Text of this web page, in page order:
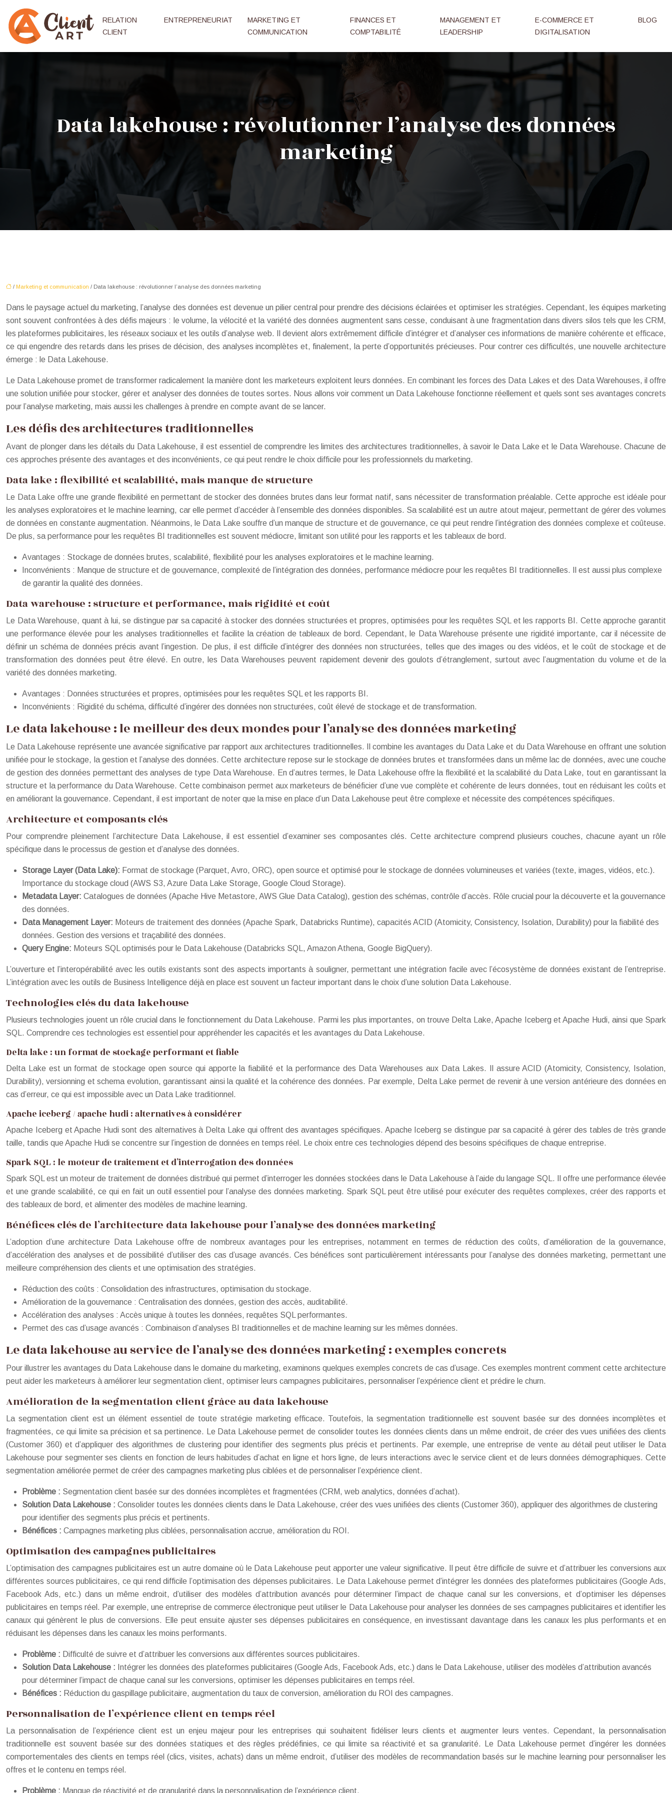
RELATION
CLIENT
ENTREPRENEURIAT
MARKETING ET
COMMUNICATION
FINANCES ET
COMPTABILITÉ
MANAGEMENT ET
LEADERSHIP
E-COMMERCE ET
DIGITALISATION
BLOG
Data lakehouse : révolutionner l’analyse des données
marketing
/ Marketing et communication / Data lakehouse : révolutionner l’analyse des données marketing
Dans le paysage actuel du marketing, l’analyse des données est devenue un pilier central pour prendre des décisions éclairées et optimiser les stratégies. Cependant, les équipes marketing
sont souvent confrontées à des défis majeurs : le volume, la vélocité et la variété des données augmentent sans cesse, conduisant à une fragmentation dans divers silos tels que les CRM,
les plateformes publicitaires, les réseaux sociaux et les outils d’analyse web. Il devient alors extrêmement difficile d’intégrer et d’analyser ces informations de manière cohérente et efficace,
ce qui engendre des retards dans les prises de décision, des analyses incomplètes et, finalement, la perte d’opportunités précieuses. Pour contrer ces difficultés, une nouvelle architecture
émerge : le Data Lakehouse.
Le Data Lakehouse promet de transformer radicalement la manière dont les marketeurs exploitent leurs données. En combinant les forces des Data Lakes et des Data Warehouses, il offre
une solution unifiée pour stocker, gérer et analyser des données de toutes sortes. Nous allons voir comment un Data Lakehouse fonctionne réellement et quels sont ses avantages concrets
pour l’analyse marketing, mais aussi les challenges à prendre en compte avant de se lancer.
Les défis des architectures traditionnelles
Avant de plonger dans les détails du Data Lakehouse, il est essentiel de comprendre les limites des architectures traditionnelles, à savoir le Data Lake et le Data Warehouse. Chacune de
ces approches présente des avantages et des inconvénients, ce qui peut rendre le choix difficile pour les professionnels du marketing.
Data lake : flexibilité et scalabilité, mais manque de structure
Le Data Lake offre une grande flexibilité en permettant de stocker des données brutes dans leur format natif, sans nécessiter de transformation préalable. Cette approche est idéale pour
les analyses exploratoires et le machine learning, car elle permet d’accéder à l’ensemble des données disponibles. Sa scalabilité est un autre atout majeur, permettant de gérer des volumes
de données en constante augmentation. Néanmoins, le Data Lake souffre d’un manque de structure et de gouvernance, ce qui peut rendre l’intégration des données complexe et coûteuse.
De plus, sa performance pour les requêtes BI traditionnelles est souvent médiocre, limitant son utilité pour les rapports et les tableaux de bord.
Avantages : Stockage de données brutes, scalabilité, flexibilité pour les analyses exploratoires et le machine learning.
Inconvénients : Manque de structure et de gouvernance, complexité de l’intégration des données, performance médiocre pour les requêtes BI traditionnelles. Il est aussi plus complexe
de garantir la qualité des données.
Data warehouse : structure et performance, mais rigidité et coût
Le Data Warehouse, quant à lui, se distingue par sa capacité à stocker des données structurées et propres, optimisées pour les requêtes SQL et les rapports BI. Cette approche garantit
une performance élevée pour les analyses traditionnelles et facilite la création de tableaux de bord. Cependant, le Data Warehouse présente une rigidité importante, car il nécessite de
définir un schéma de données précis avant l’ingestion. De plus, il est difficile d’intégrer des données non structurées, telles que des images ou des vidéos, et le coût de stockage et de
transformation des données peut être élevé. En outre, les Data Warehouses peuvent rapidement devenir des goulots d’étranglement, surtout avec l’augmentation du volume et de la
variété des données marketing.
Avantages : Données structurées et propres, optimisées pour les requêtes SQL et les rapports BI.
Inconvénients : Rigidité du schéma, difficulté d’ingérer des données non structurées, coût élevé de stockage et de transformation.
Le data lakehouse : le meilleur des deux mondes pour l’analyse des données marketing
Le Data Lakehouse représente une avancée significative par rapport aux architectures traditionnelles. Il combine les avantages du Data Lake et du Data Warehouse en offrant une solution
unifiée pour le stockage, la gestion et l’analyse des données. Cette architecture repose sur le stockage de données brutes et transformées dans un même lac de données, avec une couche
de gestion des données permettant des analyses de type Data Warehouse. En d’autres termes, le Data Lakehouse offre la flexibilité et la scalabilité du Data Lake, tout en garantissant la
structure et la performance du Data Warehouse. Cette combinaison permet aux marketeurs de bénéficier d’une vue complète et cohérente de leurs données, tout en réduisant les coûts et
en améliorant la gouvernance. Cependant, il est important de noter que la mise en place d’un Data Lakehouse peut être complexe et nécessite des compétences spécifiques.
Architecture et composants clés
Pour comprendre pleinement l’architecture Data Lakehouse, il est essentiel d’examiner ses composantes clés. Cette architecture comprend plusieurs couches, chacune ayant un rôle
spécifique dans le processus de gestion et d’analyse des données.
Storage Layer (Data Lake): Format de stockage (Parquet, Avro, ORC), open source et optimisé pour le stockage de données volumineuses et variées (texte, images, vidéos, etc.).
Importance du stockage cloud (AWS S3, Azure Data Lake Storage, Google Cloud Storage).
Metadata Layer: Catalogues de données (Apache Hive Metastore, AWS Glue Data Catalog), gestion des schémas, contrôle d’accès. Rôle crucial pour la découverte et la gouvernance
des données.
Data Management Layer: Moteurs de traitement des données (Apache Spark, Databricks Runtime), capacités ACID (Atomicity, Consistency, Isolation, Durability) pour la fiabilité des
données. Gestion des versions et traçabilité des données.
Query Engine: Moteurs SQL optimisés pour le Data Lakehouse (Databricks SQL, Amazon Athena, Google BigQuery).
L’ouverture et l’interopérabilité avec les outils existants sont des aspects importants à souligner, permettant une intégration facile avec l’écosystème de données existant de l’entreprise.
L’intégration avec les outils de Business Intelligence déjà en place est souvent un facteur important dans le choix d’une solution Data Lakehouse.
Technologies clés du data lakehouse
Plusieurs technologies jouent un rôle crucial dans le fonctionnement du Data Lakehouse. Parmi les plus importantes, on trouve Delta Lake, Apache Iceberg et Apache Hudi, ainsi que Spark
SQL. Comprendre ces technologies est essentiel pour appréhender les capacités et les avantages du Data Lakehouse.
Delta lake : un format de stockage performant et fiable
Delta Lake est un format de stockage open source qui apporte la fiabilité et la performance des Data Warehouses aux Data Lakes. Il assure ACID (Atomicity, Consistency, Isolation,
Durability), versionning et schema evolution, garantissant ainsi la qualité et la cohérence des données. Par exemple, Delta Lake permet de revenir à une version antérieure des données en
cas d’erreur, ce qui est impossible avec un Data Lake traditionnel.
Apache iceberg / apache hudi : alternatives à considérer
Apache Iceberg et Apache Hudi sont des alternatives à Delta Lake qui offrent des avantages spécifiques. Apache Iceberg se distingue par sa capacité à gérer des tables de très grande
taille, tandis que Apache Hudi se concentre sur l’ingestion de données en temps réel. Le choix entre ces technologies dépend des besoins spécifiques de chaque entreprise.
Spark SQL : le moteur de traitement et d’interrogation des données
Spark SQL est un moteur de traitement de données distribué qui permet d’interroger les données stockées dans le Data Lakehouse à l’aide du langage SQL. Il offre une performance élevée
et une grande scalabilité, ce qui en fait un outil essentiel pour l’analyse des données marketing. Spark SQL peut être utilisé pour exécuter des requêtes complexes, créer des rapports et
des tableaux de bord, et alimenter des modèles de machine learning.
Bénéfices clés de l’architecture data lakehouse pour l’analyse des données marketing
L’adoption d’une architecture Data Lakehouse offre de nombreux avantages pour les entreprises, notamment en termes de réduction des coûts, d’amélioration de la gouvernance,
d’accélération des analyses et de possibilité d’utiliser des cas d’usage avancés. Ces bénéfices sont particulièrement intéressants pour l’analyse des données marketing, permettant une
meilleure compréhension des clients et une optimisation des stratégies.
Réduction des coûts : Consolidation des infrastructures, optimisation du stockage.
Amélioration de la gouvernance : Centralisation des données, gestion des accès, auditabilité.
Accélération des analyses : Accès unique à toutes les données, requêtes SQL performantes.
Permet des cas d’usage avancés : Combinaison d’analyses BI traditionnelles et de machine learning sur les mêmes données.
Le data lakehouse au service de l’analyse des données marketing : exemples concrets
Pour illustrer les avantages du Data Lakehouse dans le domaine du marketing, examinons quelques exemples concrets de cas d’usage. Ces exemples montrent comment cette architecture
peut aider les marketeurs à améliorer leur segmentation client, optimiser leurs campagnes publicitaires, personnaliser l’expérience client et prédire le churn.
Amélioration de la segmentation client grâce au data lakehouse
La segmentation client est un élément essentiel de toute stratégie marketing efficace. Toutefois, la segmentation traditionnelle est souvent basée sur des données incomplètes et
fragmentées, ce qui limite sa précision et sa pertinence. Le Data Lakehouse permet de consolider toutes les données clients dans un même endroit, de créer des vues unifiées des clients
(Customer 360) et d’appliquer des algorithmes de clustering pour identifier des segments plus précis et pertinents. Par exemple, une entreprise de vente au détail peut utiliser le Data
Lakehouse pour segmenter ses clients en fonction de leurs habitudes d’achat en ligne et hors ligne, de leurs interactions avec le service client et de leurs données démographiques. Cette
segmentation améliorée permet de créer des campagnes marketing plus ciblées et de personnaliser l’expérience client.
Problème : Segmentation client basée sur des données incomplètes et fragmentées (CRM, web analytics, données d’achat).
Solution Data Lakehouse : Consolider toutes les données clients dans le Data Lakehouse, créer des vues unifiées des clients (Customer 360), appliquer des algorithmes de clustering
pour identifier des segments plus précis et pertinents.
Bénéfices : Campagnes marketing plus ciblées, personnalisation accrue, amélioration du ROI.
Optimisation des campagnes publicitaires
L’optimisation des campagnes publicitaires est un autre domaine où le Data Lakehouse peut apporter une valeur significative. Il peut être difficile de suivre et d’attribuer les conversions aux
différentes sources publicitaires, ce qui rend difficile l’optimisation des dépenses publicitaires. Le Data Lakehouse permet d’intégrer les données des plateformes publicitaires (Google Ads,
Facebook Ads, etc.) dans un même endroit, d’utiliser des modèles d’attribution avancés pour déterminer l’impact de chaque canal sur les conversions, et d’optimiser les dépenses
publicitaires en temps réel. Par exemple, une entreprise de commerce électronique peut utiliser le Data Lakehouse pour analyser les données de ses campagnes publicitaires et identifier les
canaux qui génèrent le plus de conversions. Elle peut ensuite ajuster ses dépenses publicitaires en conséquence, en investissant davantage dans les canaux les plus performants et en
réduisant les dépenses dans les canaux les moins performants.
Problème : Difficulté de suivre et d’attribuer les conversions aux différentes sources publicitaires.
Solution Data Lakehouse : Intégrer les données des plateformes publicitaires (Google Ads, Facebook Ads, etc.) dans le Data Lakehouse, utiliser des modèles d’attribution avancés
pour déterminer l’impact de chaque canal sur les conversions, optimiser les dépenses publicitaires en temps réel.
Bénéfices : Réduction du gaspillage publicitaire, augmentation du taux de conversion, amélioration du ROI des campagnes.
Personnalisation de l’expérience client en temps réel
La personnalisation de l’expérience client est un enjeu majeur pour les entreprises qui souhaitent fidéliser leurs clients et augmenter leurs ventes. Cependant, la personnalisation
traditionnelle est souvent basée sur des données statiques et des règles prédéfinies, ce qui limite sa réactivité et sa granularité. Le Data Lakehouse permet d’ingérer les données
comportementales des clients en temps réel (clics, visites, achats) dans un même endroit, d’utiliser des modèles de recommandation basés sur le machine learning pour personnaliser les
offres et le contenu en temps réel.
Problème : Manque de réactivité et de granularité dans la personnalisation de l’expérience client.